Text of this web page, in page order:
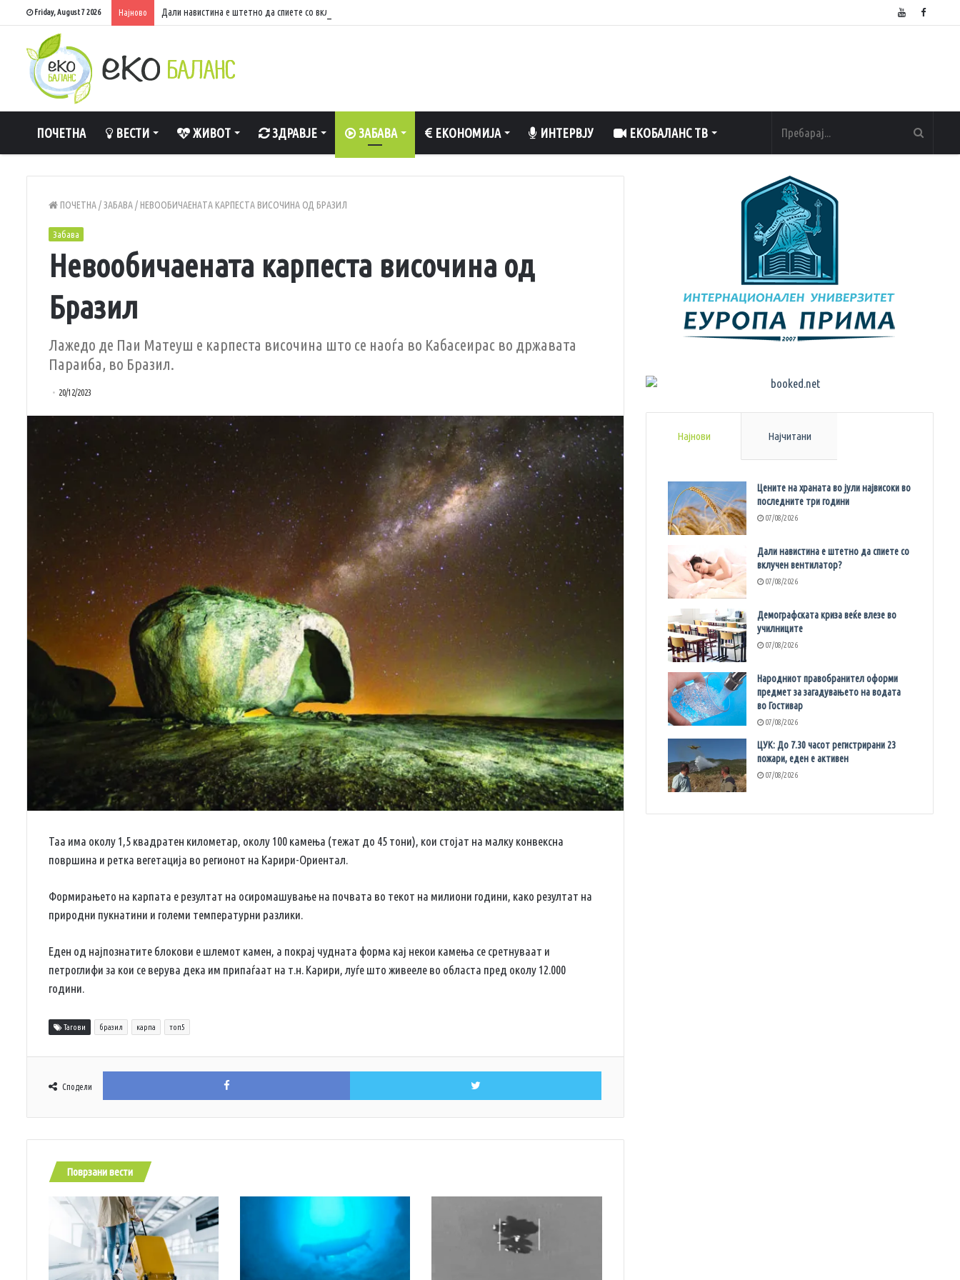
Friday, August 7 2026 Најново Дали навистина е штетно да спиете со вклучен вентилатор?
ПОЧЕТНА ВЕСТИ ЖИВОТ ЗДРАВЈЕ ЗАБАВА ЕКОНОМИЈА ИНТЕРВЈУ ЕКОБАЛАНС ТВ
ПОЧЕТНА/ЗАБАВА/ НЕВООБИЧАЕНАТА КАРПЕСТА ВИСОЧИНА ОД БРАЗИЛ
Забава
Невообичаената карпеста височина од
Бразил
Лажедо де Паи Матеуш е карпеста височина што се наоѓа во Кабасеирас во државата
Параиба, во Бразил.
20/12/2023
Таа има околу 1,5 квадратен километар, околу 100 камења (тежат до 45 тони), кои стојат на малку конвексна
површина и ретка вегетација во регионот на Карири-Ориентал.
Формирањето на карпата е резултат на осиромашување на почвата во текот на милиони години, како резултат на
природни пукнатини и големи температурни разлики.
Еден од најпознатите блокови е шлемот камен, а покрај чудната форма кај некои камења се сретнуваат и
петроглифи за кои се верува дека им припаѓаат на т.н. Карири, луѓе што живееле во областа пред околу 12.000
години.
Тагови бразил карпа топ5
Сподели
Facebook Twitter
Поврзани вести
Најнови Најчитани
Цените на храната во јули највисоки во
последните три години
07/08/2026
Дали навистина е штетно да спиете со
вклучен вентилатор?
07/08/2026
Демографската криза веќе влезе во
училниците
07/08/2026
Народниот правобранител оформи
предмет за загадувањето на водата
во Гостивар
07/08/2026
ЦУК: До 7.30 часот регистрирани 23
пожари, еден е активен
07/08/2026